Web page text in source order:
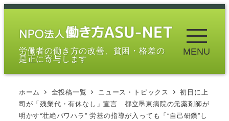
メ
労働者の働き方の改善、貧困・格差の
是正に寄与します
MENU
ホーム 全投稿一覧 ニュース・トピックス
初日に上
司が「残業代・有休なし」宣言 都立墨東病院の元薬剤師が
明かす“壮絶パワハラ” 労基の指導が入っても「“自己研鑽”し